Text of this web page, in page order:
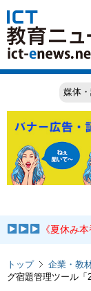
媒体
《夏休み
トップ 企業・教
グ宿題管理ツール